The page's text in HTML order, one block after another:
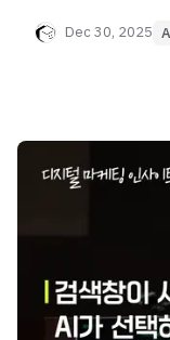
무료 세미나를 놓치
Dec 30, 2025